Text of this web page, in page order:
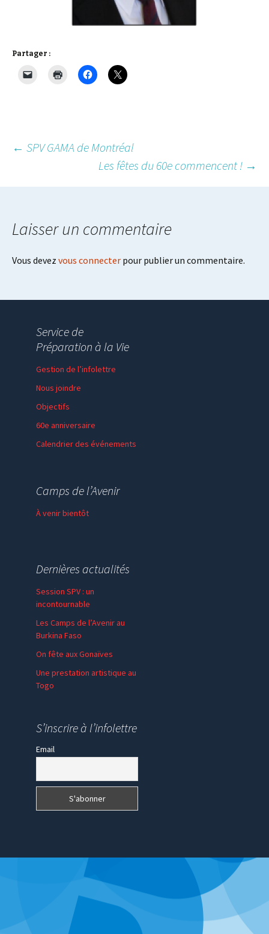
Partager :
Post
navigation
← SPV GAMA de Montréal
Les fêtes du 60e commencent ! →
Laisser un commentaire
Vous devez vous connecter pour publier un commentaire.
Service de
Préparation à la Vie
Gestion de l’infolettre
Nous joindre
Objectifs
60e anniversaire
Calendrier des événements
Faire un don
Camps de l’Avenir
À venir bientôt
Dernières actualités
Session SPV : un
incontournable
Les Camps de l’Avenir au
Burkina Faso
On fête aux Gonaïves
Une prestation artistique au
Togo
S’inscrire à l’infolettre
Email